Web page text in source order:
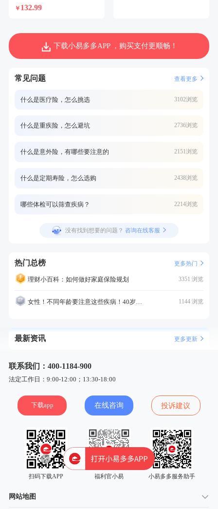
￥ 132.99
下载小易多多APP ，购买支付更顺畅！
常见问题 查看更多
什么是医疗险，怎么挑选 3102浏览
什么是重疾险，怎么避坑 2736浏览
什么是意外险，有哪些要注意的 2151浏览
什么是定期寿险，怎么选购 2438浏览
哪些体检可以筛查疾病？ 2214浏览
没有找到想要的问题？ 咨询在线客服
热门总榜 更多热门
理财小百科：如何做好家庭保险规划 3351 浏览
女性！不同年龄要注意这些疾病！40岁的这个疾病最需要注意！ 1144 浏览
最新资讯 更多更新
联系我们：400-1184-900
法定工作日：9:00-12:00；13:30-18:00
下载app 在线咨询 投诉建议
扫码下载APP 福利官小易 小易多多服务助手
网站地图